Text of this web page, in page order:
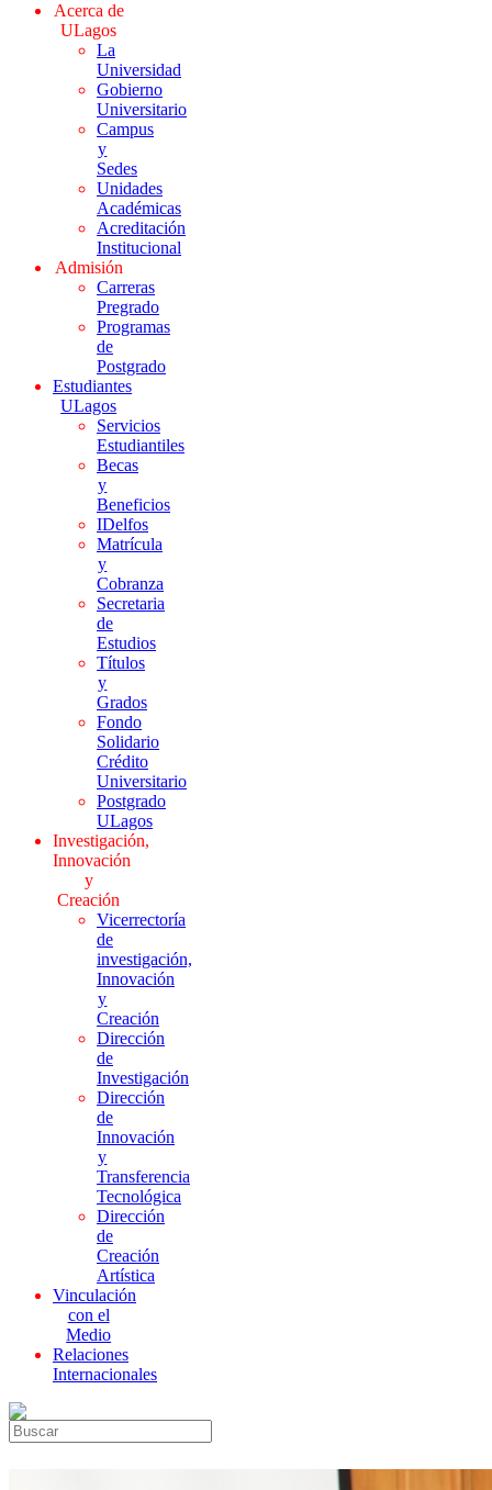
Acerca de
ULagos
La
Universidad
Gobierno
Universitario
Campus
y
Sedes
Unidades
Académicas
Acreditación
Institucional
Admisión
Carreras
Pregrado
Programas
de
Postgrado
Estudiantes
ULagos
Servicios
Estudiantiles
Becas
y
Beneficios
IDelfos
Matrícula
y
Cobranza
Secretaria
de
Estudios
Títulos
y
Grados
Fondo
Solidario
Crédito
Universitario
Postgrado
ULagos
Investigación,
Innovación
y
Creación
Vicerrectoría
de
investigación,
Innovación
y
Creación
Dirección
de
Investigación
Dirección
de
Innovación
y
Transferencia
Tecnológica
Dirección
de
Creación
Artística
Vinculación
con el
Medio
Relaciones
Internacionales